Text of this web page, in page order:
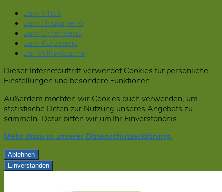
zum Inhalt
zum Hauptmenü
zum Untermenü
zum Kurzmenü
zur Volltextsuche
Dieser Internetauftritt verwendet Cookies für persönliche
Einstellungen und besondere Funktionen.
Außerdem möchten wir Cookies auch verwenden, um
statistische Daten zur Nutzung unseres Angebots zu
sammeln. Dafür bitten wir um Ihr Einverständnis.
Mehr dazu in unserer Datenschutzerklärung.
Ablehnen
Einverstanden